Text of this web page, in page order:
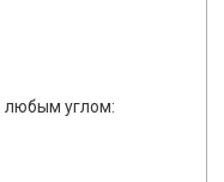
любым углом: